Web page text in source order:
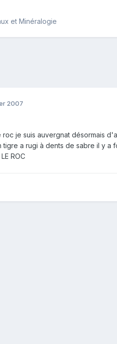
et Minéralogie
2007
je suis auvergnat désormais
tigre a rugi à dents de sabre il y a
ROC